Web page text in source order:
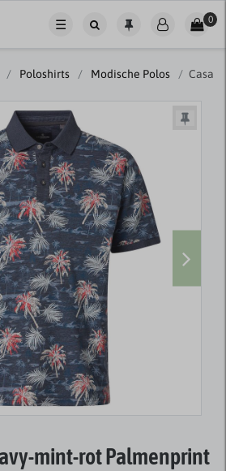
☰ 0
Poloshirts Modische Polos
mint-rot Palmenprint